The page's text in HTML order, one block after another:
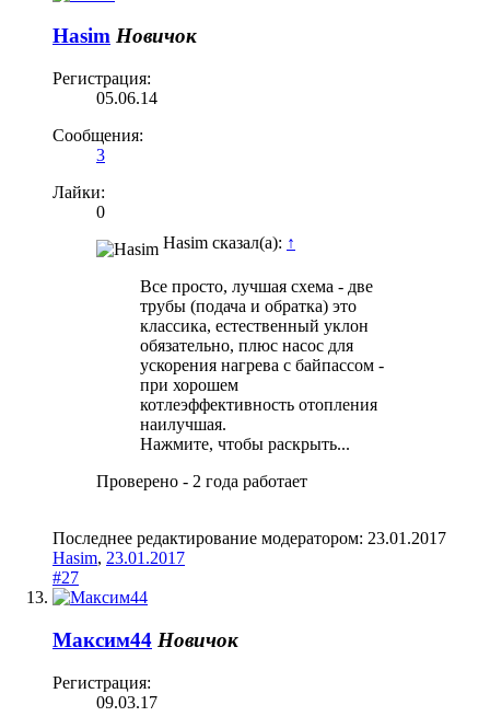
Hasim Новичок
Регистрация:
05.06.14
Сообщения:
3
Лайки:
0
Hasim сказал(а): ↑
Все просто, лучшая схема - две
трубы (подача и обратка) это
классика, естественный уклон
обязательно, плюс насос для
ускорения нагрева с байпассом -
при хорошем
котлеэффективность отопления
наилучшая.
Нажмите, чтобы раскрыть...
Проверено - 2 года работает
Последнее редактирование модератором: 23.01.2017
Hasim, 23.01.2017
#27
Максим44 Новичок
Регистрация:
09.03.17